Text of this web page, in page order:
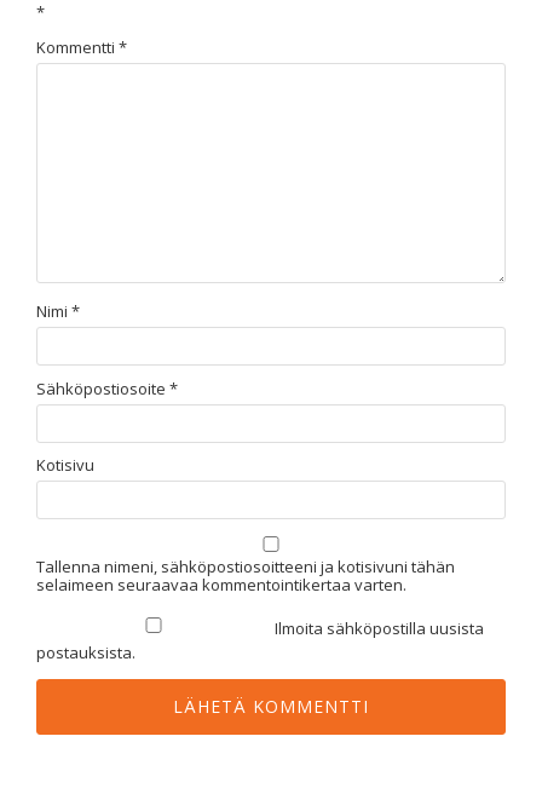
*
Kommentti *
Nimi *
Sähköpostiosoite *
Kotisivu
Tallenna nimeni, sähköpostiosoitteeni ja kotisivuni tähän
selaimeen seuraavaa kommentointikertaa varten.
Ilmoita sähköpostilla uusista
postauksista.